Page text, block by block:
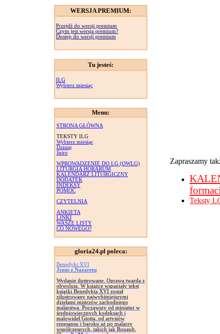
WERSJA PREMIUM:
Przejdź do wersji premium
Czym jest wersja premium?
Dostęp do wersji premium
Tu jesteś:
ILG
Wybierz miesiąc
Menu:
STRONA GŁÓWNA
TEKSTY ILG
Wybierz miesiąc
Dzisiaj
Jutro
WPROWADZENIE DO LG (OWLG)
LITURGIA HORARUM
KALENDARZ LITURGICZNY
DODATEK
INDEKSY
POMOC
CZYTELNIA
ANKIETA
LINKI
WASZE LISTY
CO NOWEGO?
gloria24.pl poleca:
Benedykt XVI
Jezus z Nazaretu
Wydanie ilustrowane. Oprawa twarda z
obwolutą. W książce wspaniały tekst
książki Benedykta XVI został
zilustrowany najwybitniejszymi
dziełami mistrzów zachodniego
malarstwa. Począwszy od miniatur w
średniowiecznych kodeksach i
malowideł Giotta, od artystów
renesansu i baroku aż po malarzy
współczesnych, takich jak Rouault,
Zapraszamy
Teksty